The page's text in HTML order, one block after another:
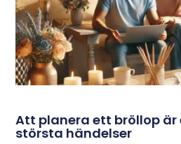
Att planera ett bröllop är
största händelser